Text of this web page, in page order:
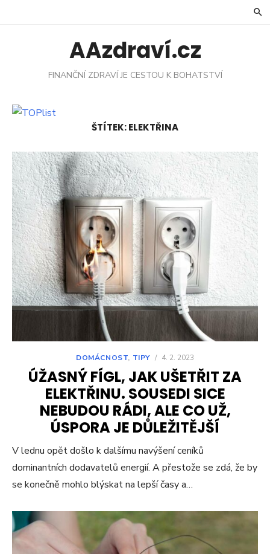
AAzdraví.cz
FINANČNÍ ZDRAVÍ JE CESTOU K BOHATSTVÍ
ŠTÍTEK:ELEKTŘINA
DOMÁCNOST, TIPY / 4. 2. 2023
ÚŽASNÝ FÍGL, JAK UŠETŘIT ZA
ELEKTŘINU. SOUSEDI SICE
NEBUDOU RÁDI, ALE CO UŽ,
ÚSPORA JE DŮLEŽITĚJŠÍ
V lednu opět došlo k dalšímu navýšení ceníků
dominantních dodavatelů energií. A přestože se zdá, že by
se konečně mohlo blýskat na lepší časy a…